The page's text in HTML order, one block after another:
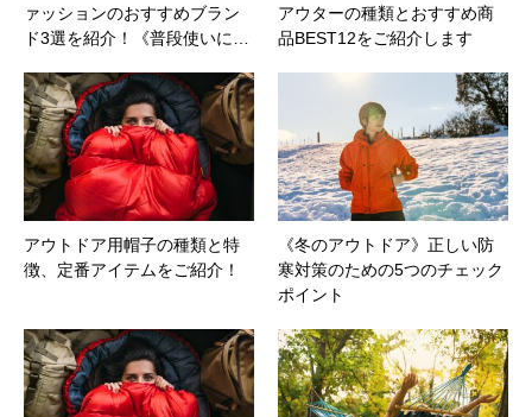
ァッションのおすすめブラン
ド3選を紹介！《普段使いに…
アウターの種類とおすすめ商
品BEST12をご紹介します
アウトドア用帽子の種類と特
徴、定番アイテムをご紹介！
《冬のアウトドア》正しい防
寒対策のための5つのチェック
ポイント